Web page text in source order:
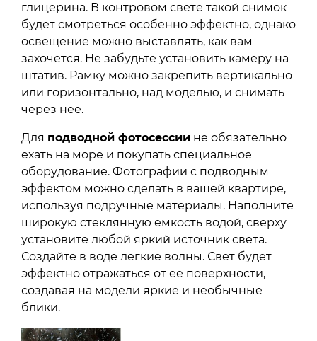
глицерина. В контровом свете такой снимок
будет смотреться особенно эффектно, однако
освещение можно выставлять, как вам
захочется. Не забудьте установить камеру на
штатив. Рамку можно закрепить вертикально
или горизонтально, над моделью, и снимать
через нее.
Для подводной фотосессии не обязательно
ехать на море и покупать специальное
оборудование. Фотографии с подводным
эффектом можно сделать в вашей квартире,
используя подручные материалы. Наполните
широкую стеклянную емкость водой, сверху
установите любой яркий источник света.
Создайте в воде легкие волны. Свет будет
эффектно отражаться от ее поверхности,
создавая на модели яркие и необычные
блики.